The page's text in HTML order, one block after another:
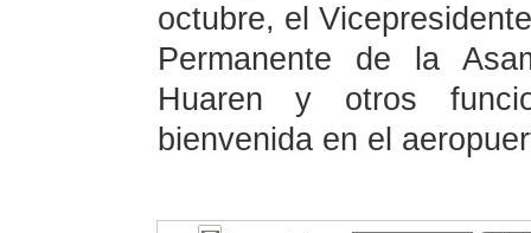
octubre, el
Permanente de la
Huaren y otros
bienvenida en el